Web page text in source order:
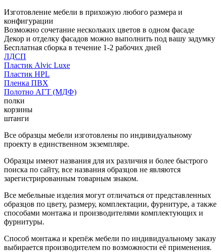
Изготовление мебели в прихожую любого размера и
конфигурации
Возможно сочетание нескольких цветов в одном фасаде
Декор и отделку фасадов можно выполнить под вашу задумку
Бесплатная сборка в течение 1-2 рабочих дней
ЛДСП
Пластик Alvic Luxe
Пластик HPL
Пленка ПВХ
Полотно АГТ (МДФ)
полки
корзины
штанги
Все образцы мебели изготовлены по индивидуальному
проекту в единственном экземпляре.
Образцы имеют названия для их различия и более быстрого
поиска по сайту, все названия образцов не являются
зарегистрированным товарным знаком.
Все мебельные изделия могут отличаться от представленных
образцов по цвету, размеру, комплектации, фурнитуре, а также
способами монтажа и производителями комплектующих и
фурнитуры.
Способ монтажа и крепёж мебели по индивидуальному заказу
выбирается производителем по возможности её применения.